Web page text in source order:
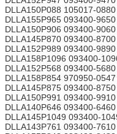
DLLA150P088 105017-0880
DLLA155P965 093400-
DLLA150P906 093400-9060
DLLA145P870 093400-
DLLA152P989 093400-9890
DLLA158P1096 093400-
DLLA152P568 093400-5680
DLLA158P854 970950-
DLLA145P875 093400-8750
DLLA150P991 093400-
DLLA140P646 093400-6460
DLLA145P1049 093400-
DLLA143P761 093400-7610